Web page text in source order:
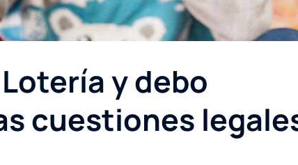
y debo
cuestiones